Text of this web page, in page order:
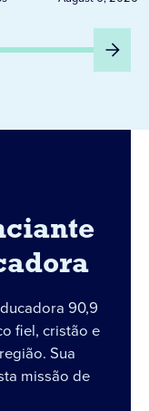
90,9
fiel, cristão e
Sua
missão de